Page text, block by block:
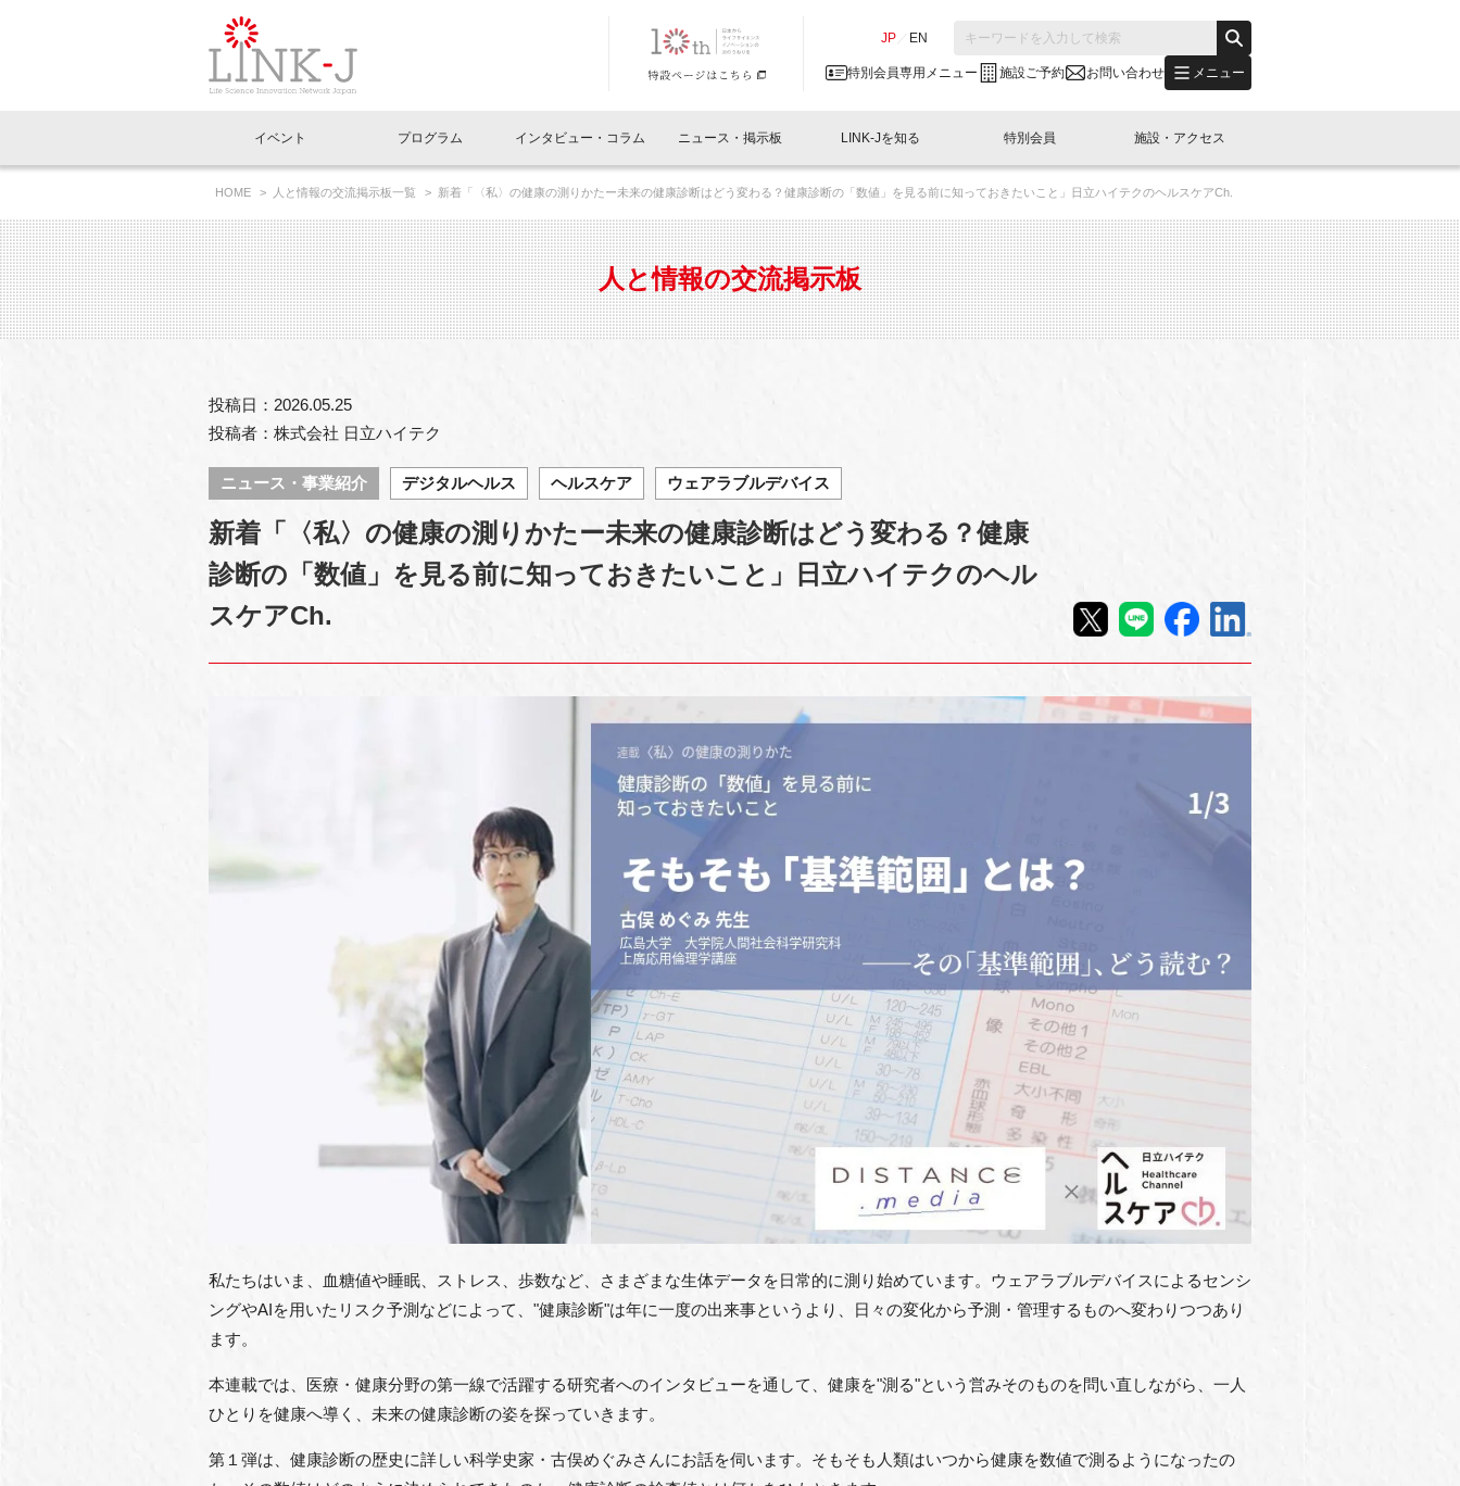
JP EN
特別会員専用メニュー 施設ご予約 お問い合わせ メニュー
イベントお知らせメール登録
閉じる
イベント
イベント一覧
LINK-J主催・共催 特別会員開催
LINK-J協賛・協力 出展・参加
イベントレポート一覧
LINK-J主催・共催 特別会員開催
LINK-J協賛・協力 出展・参加
プログラム
Out of Box相談室 What's "UNIKORN"？ What's "LINK-BioBAY TOKYO"？
インタビュー・コラム
インタビュー・コラム一覧
スペシャルインタビュー ベンチャーインタビュー 会報誌 (News Letter)
連載コラム サポーターコラム 日本橋コラム
ニュース・掲示板
ニュース一覧
トピック プレスリリース
メディア情報 海外関連
協賛・協力
人と情報の交流掲示板一覧
会員プレスリリース ニュース・事業紹介
募集 イベント
LINK-Jを知る
理事長挨拶 Why in Nihonbashi What’s LINK-J WEST
国内外連携 サポーター紹介 事業内容
組織概要 パンフレット GTB日本橋エリアについて
特別会員
特別会員一覧 特別会員について 入会申し込み
専用メニューはこちら
施設・アクセス
ラウンジ・会議室 オフィス・ラボ 施設ご予約
アクセス
HOME 人と情報の交流掲示板一覧 新着「〈私〉の健康の測りかたー未来の健康診断はどう変わる？健康診断の「数値」を見る前に知っておきたいこと」日立ハイテクのヘルスケアCh.
人と情報の交流掲示板
投稿日：2026.05.25
投稿者：株式会社 日立ハイテク
ニュース・事業紹介 デジタルヘルス ヘルスケア ウェアラブルデバイス
新着「〈私〉の健康の測りかたー未来の健康診断はどう変わる？健康
診断の「数値」を見る前に知っておきたいこと」日立ハイテクのヘル
スケアCh.
私たちはいま、血糖値や睡眠、ストレス、歩数など、さまざまな生体データを日常的に測り始めています。ウェアラブルデバイスによるセンシ
ングやAIを用いたリスク予測などによって、"健康診断"は年に一度の出来事というより、日々の変化から予測・管理するものへ変わりつつあり
ます。
本連載では、医療・健康分野の第一線で活躍する研究者へのインタビューを通して、健康を"測る"という営みそのものを問い直しながら、一人
ひとりを健康へ導く、未来の健康診断の姿を探っていきます。
第１弾は、健康診断の歴史に詳しい科学史家・古俣めぐみさんにお話を伺います。そもそも人類はいつから健康を数値で測るようになったの